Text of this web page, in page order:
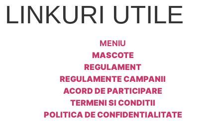
LINKURI UTILE
MENIU
MASCOTE
REGULAMENT
REGULAMENTE CAMPANII
ACORD DE PARTICIPARE
TERMENI SI CONDITII
POLITICA DE CONFIDENTIALITATE